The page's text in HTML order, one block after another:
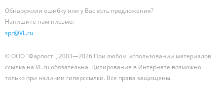
Обнаружили ошибку или у Вас есть предложения?
Напишите нам письмо:
spr@VL.ru
© ООО "Фарпост", 2003—2026 При любом использовании материалов
ссылка на VL.ru обязательна. Цитирование в Интернете возможно
только при наличии гиперссылки. Все права защищены.